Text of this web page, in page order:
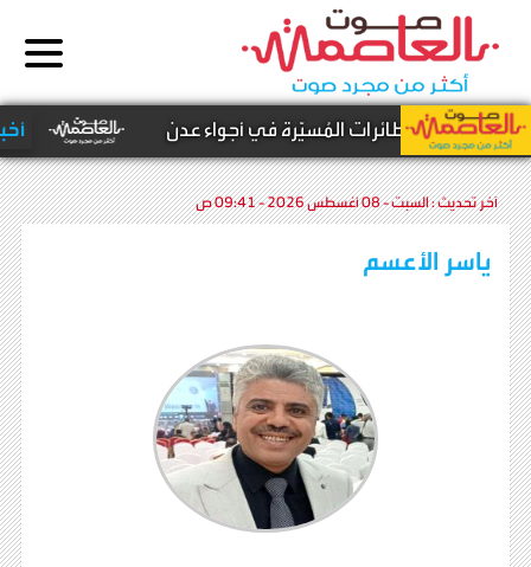
عن إسقاط الطائرات المُسيّرة في أجواء عدن أخبار
آخر تحديث :السبت - 08 أغسطس 2026 - 09:41 ص
ياسر الأعسم